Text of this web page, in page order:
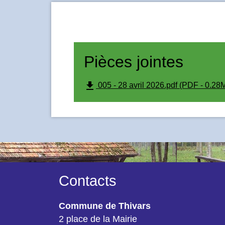
Pièces jointes
file_download 005 - 28 avril 2026.pdf (PDF -
Contacts
Commune de Thivars
2 place de la Mairie